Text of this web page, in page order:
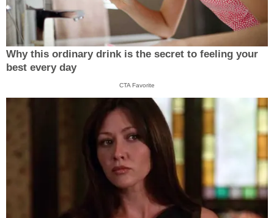
Why this ordinary drink is the secret to feeling your
best every day
CTA Favorite